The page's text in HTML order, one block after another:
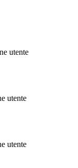
utente
utente
utente